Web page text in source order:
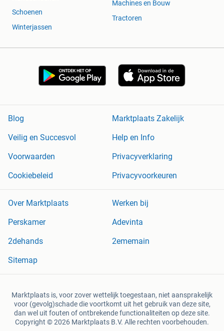
Schoenen
Winterjassen
Machines en Bouw
Tractoren
Blog
Marktplaats Zakelijk
Veilig en Succesvol
Help en Info
Voorwaarden
Privacyverklaring
Cookiebeleid
Privacyvoorkeuren
Over Marktplaats
Werken bij
Perskamer
Adevinta
2dehands
2ememain
Sitemap
Marktplaats is, voor zover wettelijk toegestaan, niet aansprakelijk
voor (gevolg)schade die voortkomt uit het gebruik van deze site,
dan wel uit fouten of ontbrekende functionaliteiten op deze site.
Copyright © 2026 Marktplaats B.V. Alle rechten voorbehouden.